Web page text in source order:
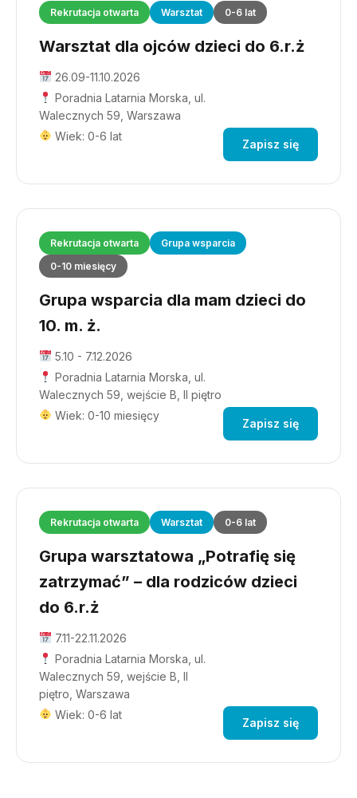
Rekrutacja otwarta Warsztat 0-6 lat
Warsztat dla ojców dzieci do 6.r.ż
26.09-11.10.2026
Poradnia Latarnia Morska, ul.
Walecznych 59, Warszawa
Wiek: 0-6 lat
Zapisz się
Rekrutacja otwarta
Grupa wsparcia
0-10 miesięcy
Grupa wsparcia dla mam dzieci do
10. m. ż.
5.10 - 7.12.2026
Poradnia Latarnia Morska, ul.
Walecznych 59, wejście B, II piętro
Wiek: 0-10 miesięcy
Zapisz się
Rekrutacja otwarta Warsztat 0-6 lat
Grupa warsztatowa „Potrafię się
zatrzymać” – dla rodziców dzieci
do 6.r.ż
7.11-22.11.2026
Poradnia Latarnia Morska, ul.
Walecznych 59, wejście B, II
piętro, Warszawa
Wiek: 0-6 lat
Zapisz się